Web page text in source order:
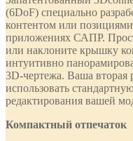
(6DoF) специально
контентом или
приложениях САПР.
или наклоните крышку
интуитивно
3D-чертежа. Ваша вторая
использовать
редактирования вашей
Компактный отпечаток